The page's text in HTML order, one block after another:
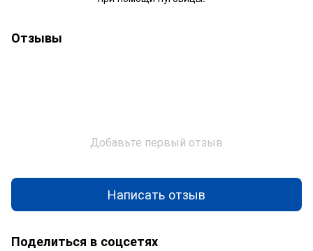
Отзывы
Добавьте первый отзыв
Написать отзыв
Поделиться в соцсетях